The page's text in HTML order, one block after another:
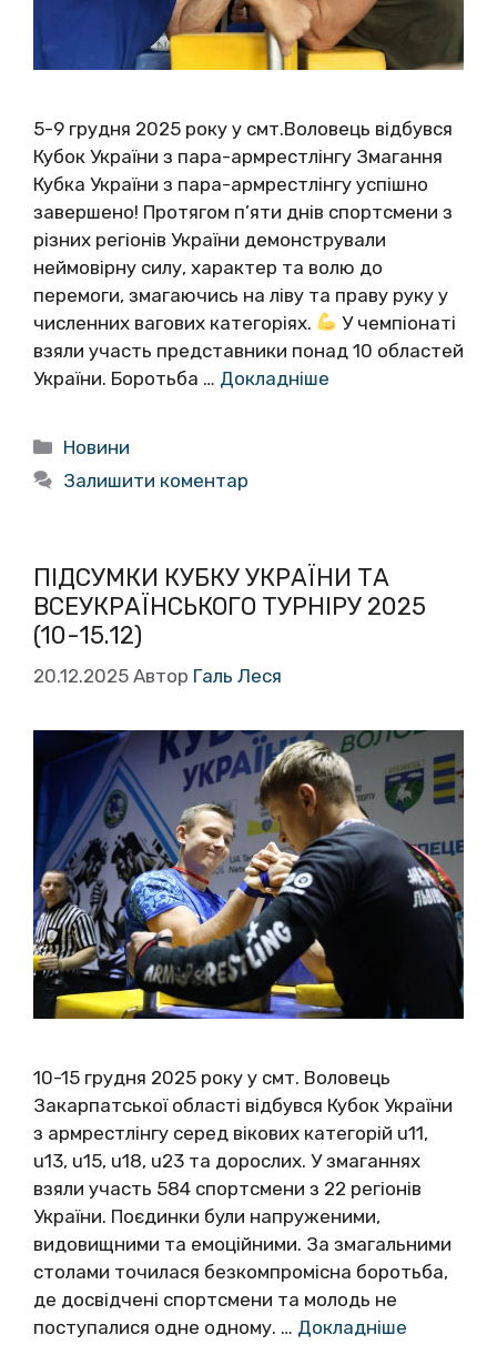
5-9 грудня 2025 року у смт.Воловець відбувся
Кубок України з пара-армрестлінгу Змагання
Кубка України з пара-армрестлінгу успішно
завершено! Протягом п’яти днів спортсмени з
різних регіонів України демонстрували
неймовірну силу, характер та волю до
перемоги, змагаючись на ліву та праву руку у
численних вагових категоріях.
У чемпіонаті
взяли участь представники понад 10 областей
України. Боротьба … Докладніше
Категорії
Новини
Залишити коментар
ПІДСУМКИ КУБКУ УКРАЇНИ ТА
ВСЕУКРАЇНСЬКОГО ТУРНІРУ 2025
(10-15.12)
20.12.2025 Автор Галь Леся
10-15 грудня 2025 року у смт. Воловець
Закарпатської області відбувся Кубок України
з армрестлінгу серед вікових категорій u11,
u13, u15, u18, u23 та дорослих. У змаганнях
взяли участь 584 спортсмени з 22 регіонів
України. Поєдинки були напруженими,
видовищними та емоційними. За змагальними
столами точилася безкомпромісна боротьба,
де досвідчені спортсмени та молодь не
поступалися одне одному. … Докладніше